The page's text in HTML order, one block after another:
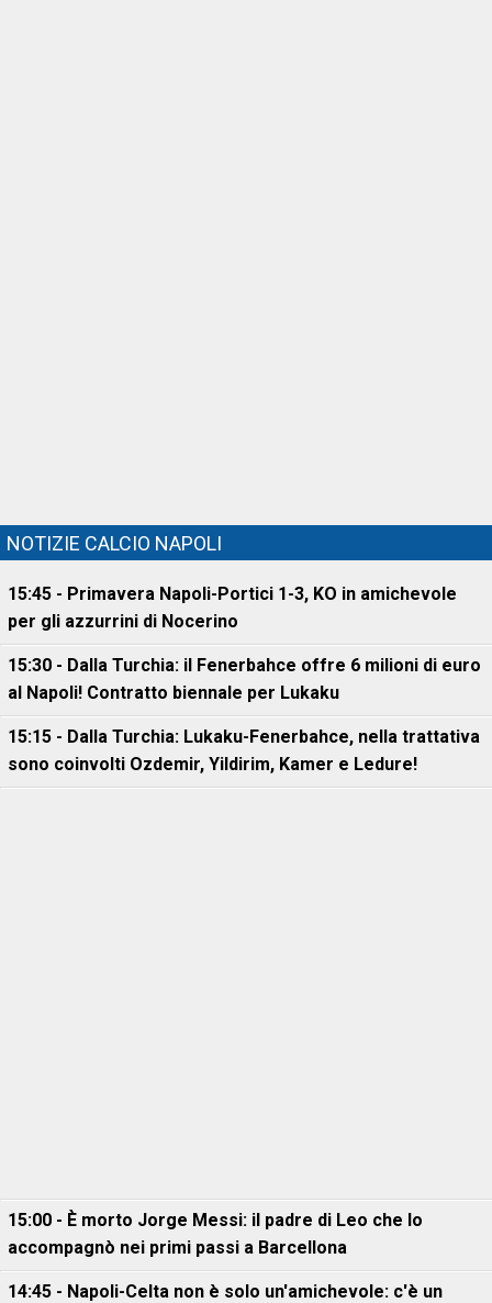
NOTIZIE CALCIO NAPOLI
15:45 - Primavera Napoli-Portici 1-3, KO in amichevole
per gli azzurrini di Nocerino
15:30 - Dalla Turchia: il Fenerbahce offre 6 milioni di euro
al Napoli! Contratto biennale per Lukaku
15:15 - Dalla Turchia: Lukaku-Fenerbahce, nella trattativa
sono coinvolti Ozdemir, Yildirim, Kamer e Ledure!
15:00 - È morto Jorge Messi: il padre di Leo che lo
accompagnò nei primi passi a Barcellona
14:45 - Napoli-Celta non è solo un'amichevole: c'è un